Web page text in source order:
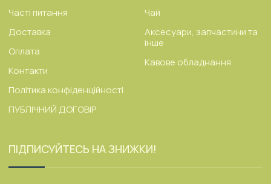
Часті питання
Доставка
Оплата
Контакти
Політика конфіденційності
ПУБЛІЧНИЙ ДОГОВІР
Чай
Аксесуари, запчастини та
інше
Кавове обладнання
ПІДПИСУЙТЕСЬ НА ЗНИЖКИ!